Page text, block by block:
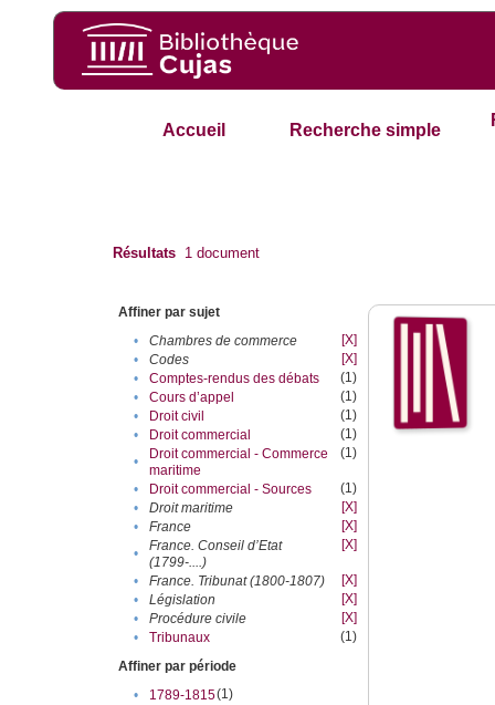
Accueil Recherche simple
Résultats 1 document
Affiner par sujet
•
Chambres de commerce
[X]
•
Codes
[X]
•
Comptes-rendus des débats
(1)
•
Cours d’appel
(1)
•
Droit civil
(1)
•
Droit commercial
(1)
•
Droit commercial - Commerce
maritime
(1)
• Droit commercial - Sources
(1)
•
Droit maritime
[X]
•
France
[X]
•
France. Conseil d’Etat
(1799-....)
[X]
• France. Tribunat (1800-1807)
[X]
•
Législation
[X]
•
Procédure civile
[X]
•
Tribunaux
(1)
Affiner par période
•
1789-1815(1)